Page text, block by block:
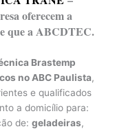
oferecem a
que a ABCDTEC.
Brastemp
no ABC Paulista,
e qualificados
a domicílio para:
de:geladeiras,